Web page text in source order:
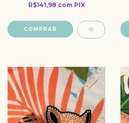
R$141,98 com PIX
COMPRAR